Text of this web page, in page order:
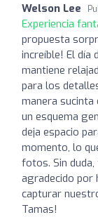
Welson Lee
Experiencia
propuesta
increíble! El día
mantiene
para los
manera sucinta
un esquema
deja espacio
momento, lo
fotos. Sin
agradecido por
capturar
Tamas!